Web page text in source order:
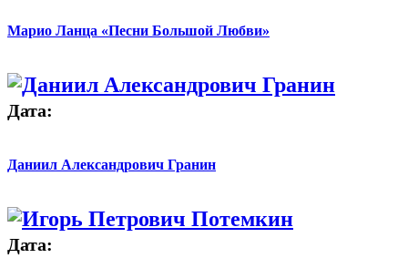
Марио Ланца «Песни Большой Любви»
Дата:
Даниил Александрович Гранин
Дата: